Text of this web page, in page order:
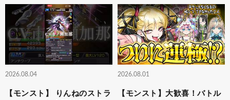
2026.08.04
【モンスト】 りんねのストラ
2026.08.01
【モンスト】大歓喜！バトル